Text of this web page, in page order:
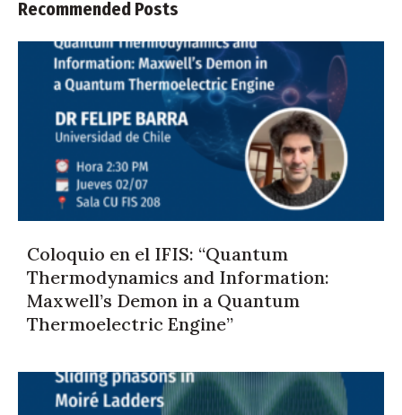
Recommended Posts
Coloquio en el IFIS: “Quantum
Thermodynamics and Information:
Maxwell’s Demon in a Quantum
Thermoelectric Engine”